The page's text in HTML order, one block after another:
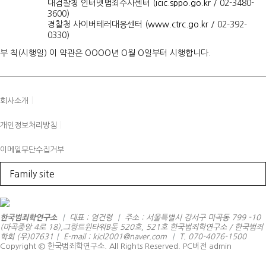
대검찰청 인터넷범죄수사센터 (icic.sppo.go.kr / 02-3480-
3600)
경찰청 사이버테러대응센터 (www.ctrc.go.kr / 02-392-
0330)
부 칙(시행일) 이 약관은 OOOO년 O월 O일부터 시행합니다.
회사소개
개인정보처리방침
이메일무단수집거부
Family site
한국범죄학연구소 | 대표 : 염건령 |
주소 : 서울특별시 강서구 마곡동 799 -10
(마곡중앙 4로 18),그랑트윈타워B동 520호, 521호 한국범죄학연구소 / 한국범죄
학회 (우)07631 | E-mail : kicl2001@naver.com |
T. 070-4076-1500
Copyright © 한국범죄학연구소. All Rights Reserved.
PC버전 admin